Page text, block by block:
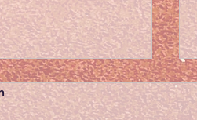
- we gaan